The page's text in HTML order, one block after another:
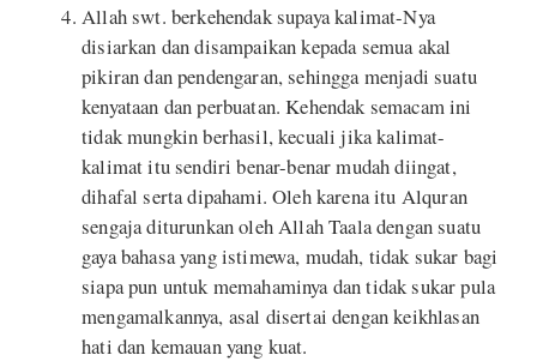
Allah swt. berkehendak supaya kalimat-Nya
disiarkan dan disampaikan kepada semua akal
pikiran dan pendengaran, sehingga menjadi suatu
kenyataan dan perbuatan. Kehendak semacam ini
tidak mungkin berhasil, kecuali jika kalimat-
kalimat itu sendiri benar-benar mudah diingat,
dihafal serta dipahami. Oleh karena itu Alquran
sengaja diturunkan oleh Allah Taala dengan suatu
gaya bahasa yang istimewa, mudah, tidak sukar bagi
siapa pun untuk memahaminya dan tidak sukar pula
mengamalkannya, asal disertai dengan keikhlasan
hati dan kemauan yang kuat.